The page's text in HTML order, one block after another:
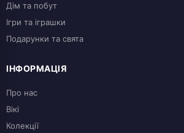
Дім та побут
Ігри та іграшки
Подарунки та свята
ІНФОРМАЦІЯ
Про нас
Вікі
Колекції